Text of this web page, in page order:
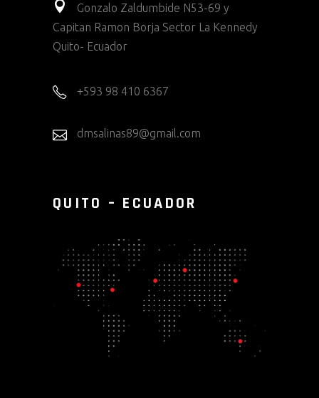
Gonzalo Zaldumbide N53-69 y
Capitan Ramon Borja Sector La Kennedy
Quito- Ecuador
+593 98 410 6367
dmsalinas89@gmail.com
QUITO – ECUADOR